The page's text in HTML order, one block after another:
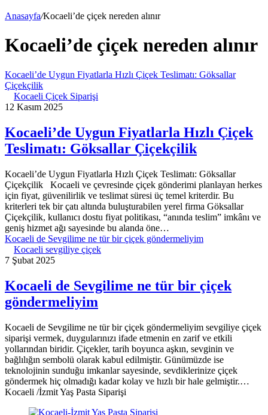
Anasayfa/Kocaeli’de çiçek nereden alınır
Kocaeli’de çiçek nereden alınır
Kocaeli’de Uygun Fiyatlarla Hızlı Çiçek Teslimatı: Göksallar
Çiçekçilik
Kocaeli Çiçek Siparişi
12 Kasım 2025
Kocaeli’de Uygun Fiyatlarla Hızlı Çiçek
Teslimatı: Göksallar Çiçekçilik
Kocaeli’de Uygun Fiyatlarla Hızlı Çiçek Teslimatı: Göksallar
Çiçekçilik Kocaeli ve çevresinde çiçek gönderimi planlayan herkes
için fiyat, güvenilirlik ve teslimat süresi üç temel kriterdir. Bu
kriterleri tek bir çatı altında buluşturabilen yerel firma Göksallar
Çiçekçilik, kullanıcı dostu fiyat politikası, “anında teslim” imkânı ve
geniş hizmet ağı sayesinde bu alanda öne…
Kocaeli de Sevgilime ne tür bir çiçek göndermeliyim
Kocaeli sevgiliye çiçek
7 Şubat 2025
Kocaeli de Sevgilime ne tür bir çiçek
göndermeliyim
Kocaeli de Sevgilime ne tür bir çiçek göndermeliyim sevgiliye çiçek
siparişi vermek, duygularınızı ifade etmenin en zarif ve etkili
yollarından biridir. Çiçekler, tarih boyunca aşkın, sevginin ve
bağlılığın sembolü olarak kabul edilmiştir. Günümüzde ise
teknolojinin sunduğu imkanlar sayesinde, sevdiklerinize çiçek
göndermek hiç olmadığı kadar kolay ve hızlı bir hale gelmiştir.…
Kocaeli /İzmit Yaş Pasta Siparişi